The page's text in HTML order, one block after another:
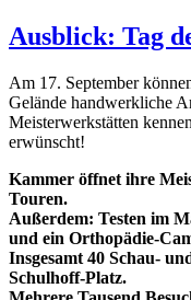
Ausblick: Tag
Am 17. September
Gelände handwerkliche
Meisterwerkstätten
erwünscht!
Kammer öffnet ihre
Touren.
Außerdem: Testen im
und ein Orthopädie-
Insgesamt 40 Schau-
Schulhoff-Platz.